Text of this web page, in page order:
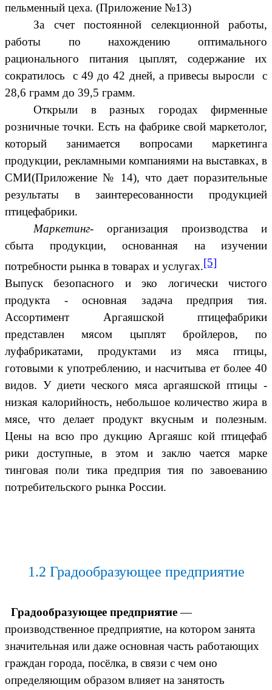
пельменный цеха. (Приложение №13)
За счет постоянной селекционной работы,
работы по нахождению оптимального
рационального питания цыплят, содержание их
сократилось с 49 до 42 дней, а привесы выросли с
28,6 грамм до 39,5 грамм.
Открыли в разных городах фирменные
розничные точки. Есть на фабрике свой маркетолог,
который занимается вопросами маркетинга
продукции, рекламными компаниями на выставках, в
СМИ(Приложение № 14), что дает поразительные
результаты в заинтересованности продукцией
птицефабрики.
Маркетинг- организация производства и
сбыта продукции, основанная на изучении
потребности рынка в товарах и услугах.[5]
Выпуск безопасного и эко логически чистого
продукта - основная задача предприя тия.
Ассортимент Аргаяшской птицефабрики
представлен мясом цыплят бройлеров, по
луфабрикатами, продуктами из мяса птицы,
готовыми к употреблению, и насчитыва ет более 40
видов. У диети ческого мяса аргаяшской птицы -
низкая калорийность, небольшое количество жира в
мясе, что делает продукт вкусным и полезным.
Цены на всю про дукцию Аргаяшс кой птицефаб
рики доступные, в этом и заклю чается марке
тинговая поли тика предприя тия по завоеванию
потребительского рынка России.
1.2 Градообразующее предприятие
Градообразующее предприятие—
производственное предприятие, на котором занята
значительная или даже основная часть работающих
граждан города, посёлка, в связи с чем оно
определяющим образом влияет на занятость